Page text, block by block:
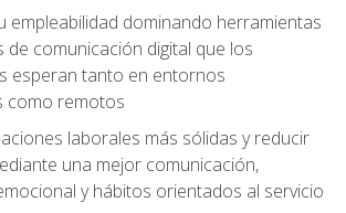
empleabilidad dominando herramientas
de comunicación digital que los
esperan tanto en entornos
como remotos
laborales más sólidas y reducir
una mejor comunicación,
y hábitos orientados al servicio